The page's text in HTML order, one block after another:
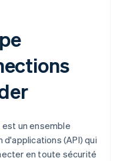
est un ensemble
(API) qui
en toute sécurité